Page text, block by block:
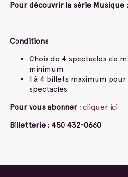
Pour découvrir la série Musique :
Conditions
Choix de 4 spectacles de
minimum
1 à 4 billets maximum pour
spectacles
Pour vous abonner : cliquer ici
Billetterie : 450 432-0660